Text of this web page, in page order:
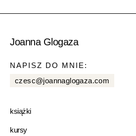
Joanna Glogaza
NAPISZ DO MNIE:
czesc@joannaglogaza.com
książki
kursy